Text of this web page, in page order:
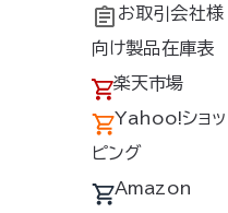
ョン
会社概要
会社沿革
アクセス
採用情報
よくあるご質問
不要なバッテリー
の回収について
デバイス・ファン
オプション対応表
取扱説明書ダウ
お取引会社様
向け製品在庫表
楽天市場
Yahoo!ショッ
ピング
Amazon